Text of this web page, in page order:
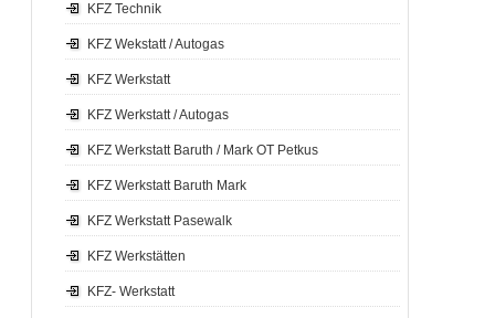
KFZ Technik
KFZ Wekstatt / Autogas
KFZ Werkstatt
KFZ Werkstatt / Autogas
KFZ Werkstatt Baruth / Mark OT Petkus
KFZ Werkstatt Baruth Mark
KFZ Werkstatt Pasewalk
KFZ Werkstätten
KFZ- Werkstatt